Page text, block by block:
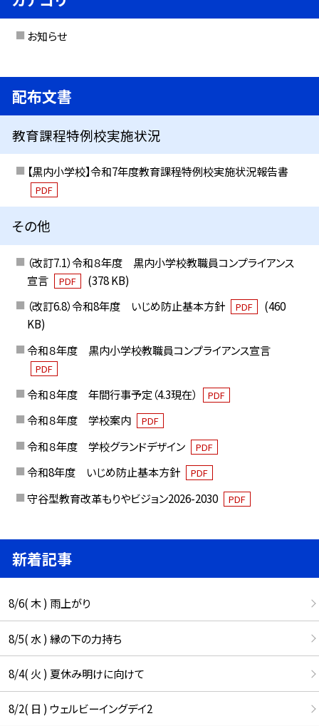
お知らせ
配布文書
教育課程特例校実施状況
【黒内小学校】令和7年度教育課程特例校実施状況報告書
PDF
その他
（改訂7.1）令和８年度 黒内小学校教職員コンプライアンス
宣言
PDF
(378 KB)
（改訂6.8）令和8年度 いじめ防止基本方針
PDF
(460
KB)
令和８年度 黒内小学校教職員コンプライアンス宣言
PDF
令和８年度 年間行事予定（4.3現在） PDF
令和８年度 学校案内 PDF
令和８年度 学校グランドデザイン PDF
令和8年度 いじめ防止基本方針 PDF
守谷型教育改革もりやビジョン2026-2030 PDF
新着記事
8/6( 木 ) 雨上がり
8/5( 水 ) 縁の下の力持ち
8/4( 火 ) 夏休み明けに向けて
8/2( 日 ) ウェルビーイングデイ2